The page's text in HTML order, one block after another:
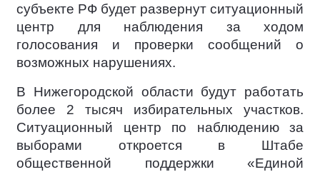
субъекте РФ будет развернут ситуационный
центр для наблюдения за ходом
голосования и проверки сообщений о
возможных нарушениях.
В Нижегородской области будут работать
более 2 тысяч избирательных участков.
Ситуационный центр по наблюдению за
выборами откроется в Штабе
общественной поддержки «Единой